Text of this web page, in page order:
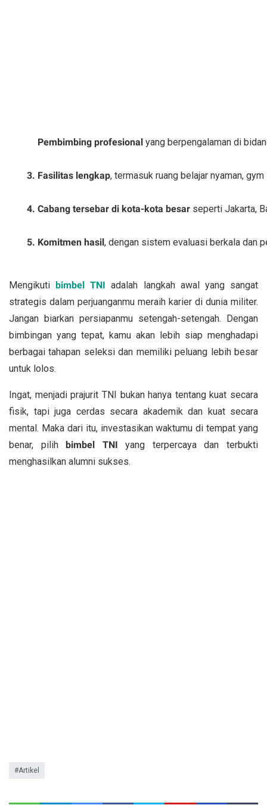
Pembimbing profesional yang berpengalaman di
Fasilitas lengkap, termasuk ruang belajar nyaman,
Cabang tersebar di kota-kota besar seperti Jakarta,
Komitmen hasil , dengan sistem evaluasi berkala dan
Mengikuti bimbel TNI adalah langkah awal yang sangat
strategis dalam perjuanganmu meraih karier di dunia militer.
Jangan biarkan persiapanmu setengah-setengah. Dengan
bimbingan yang tepat, kamu akan lebih siap menghadapi
berbagai tahapan seleksi dan memiliki peluang lebih besar
untuk lolos.
Ingat, menjadi prajurit TNI bukan hanya tentang kuat secara
fisik, tapi juga cerdas secara akademik dan kuat secara
mental. Maka dari itu, investasikan waktumu di tempat yang
benar, pilih
bimbel TNI yang terpercaya dan terbukti
menghasilkan alumni sukses.
Artikel